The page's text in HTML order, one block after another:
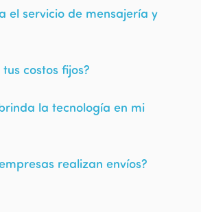
el servicio de mensajería y
costos fijos?
la tecnología en mi
realizan envíos?